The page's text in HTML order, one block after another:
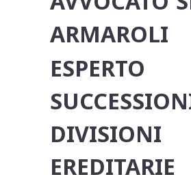
ARMAROLI
ESPERTO
DIVISIONI
EREDITARIE